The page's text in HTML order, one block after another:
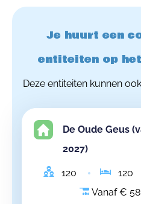
Je huurt een
entiteiten op
Deze entiteiten kunnen
De Oude Geus
2027)
120 120
Vanaf €